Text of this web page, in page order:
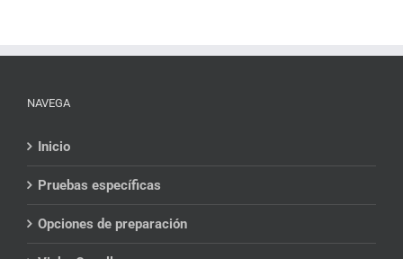
NAVEGA
Inicio
Pruebas específicas
Opciones de preparación